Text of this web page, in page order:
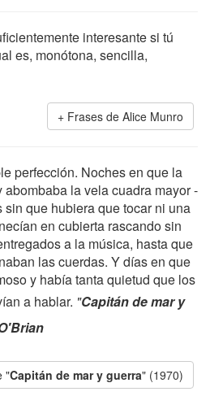
interesante si tú
es, monótona, sencilla,
Frases de Alice Munro
perfección. Noches en que la
la vela cuadra mayor -
que hubiera que tocar ni una
en cubierta rascando sin
a la música, hasta que
las cuerdas. Y días en que
y había tanta quietud que los
a hablar. "Capitán de mar y
"Capitán de mar y guerra" (1970)